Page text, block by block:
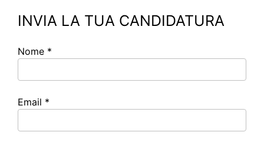
INVIA LA TUA CANDIDATURA
Nome *
Email *